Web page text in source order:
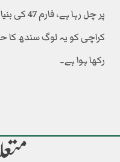
پر چل رہا
کراچی کو یہ لوگ سندھ کا
رکھا ہوا ہے۔